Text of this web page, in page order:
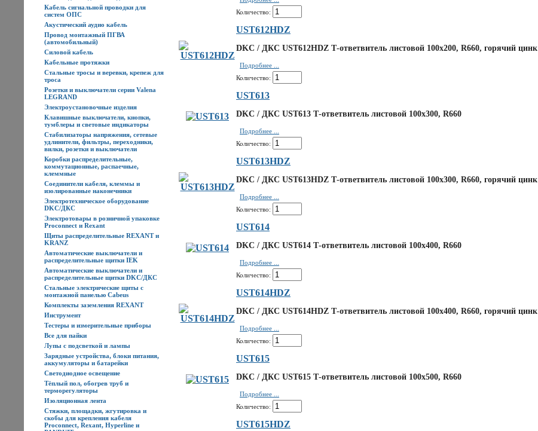
Кабель сигнальной проводки для
систем ОПС
Акустический аудио кабель
Провод монтажный ПГВА
(автомобильный)
Силовой кабель
Кабельные протяжки
Стальные тросы и веревки, крепеж для
троса
Розетки и выключатели серии Valena
LEGRAND
Электроустановочные изделия
Клавишные выключатели, кнопки,
тумблеры и световые индикаторы
Стабилизаторы напряжения, сетевые
удлинители, фильтры, переходники,
вилки, розетки и выключатели
Коробки распределительные,
коммутационные, распаечные,
клеммные
Соединители кабеля, клеммы и
изолированные наконечники
Электротехническое оборудование
DKC/ДКС
Электротовары в розничной упаковке
Proconnect и Rexant
Щиты распределительные REXANT и
KRANZ
Автоматические выключатели и
распределительные щитки IEK
Автоматические выключатели и
распределительные щитки DKC/ДКС
Стальные электрические щиты с
монтажной панелью Cabeus
Комплекты заземления REXANT
Инструмент
Тестеры и измерительные приборы
Все для пайки
Лупы с подсветкой и лампы
Зарядные устройства, блоки питания,
аккумуляторы и батарейки
Светодиодное освещение
Тёплый пол, обогрев труб и
терморегуляторы
Изоляционная лента
Стяжки, площадки, жгутировка и
скобы для крепления кабеля
Proconnect, Rexant, Hyperline и
Количество:
UST612HDZ
DKC / ДКС UST612HDZ Т-ответвитель листовой 100х200, R660, горячий цинк
Подробнее ...
Количество:
UST613
DKC / ДКС UST613 Т-ответвитель листовой 100х300, R660
Подробнее ...
Количество:
UST613HDZ
DKC / ДКС UST613HDZ Т-ответвитель листовой 100х300, R660, горячий цинк
Подробнее ...
Количество:
UST614
DKC / ДКС UST614 Т-ответвитель листовой 100х400, R660
Подробнее ...
Количество:
UST614HDZ
DKC / ДКС UST614HDZ Т-ответвитель листовой 100х400, R660, горячий цинк
Подробнее ...
Количество:
UST615
DKC / ДКС UST615 Т-ответвитель листовой 100х500, R660
Подробнее ...
Количество:
UST615HDZ